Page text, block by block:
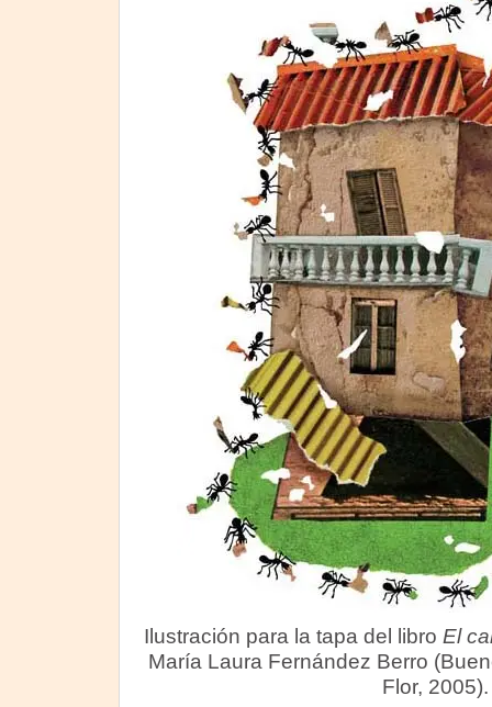
Ilustración para la tapa del libro El
María Laura Fernández Berro
Flor, 2005).